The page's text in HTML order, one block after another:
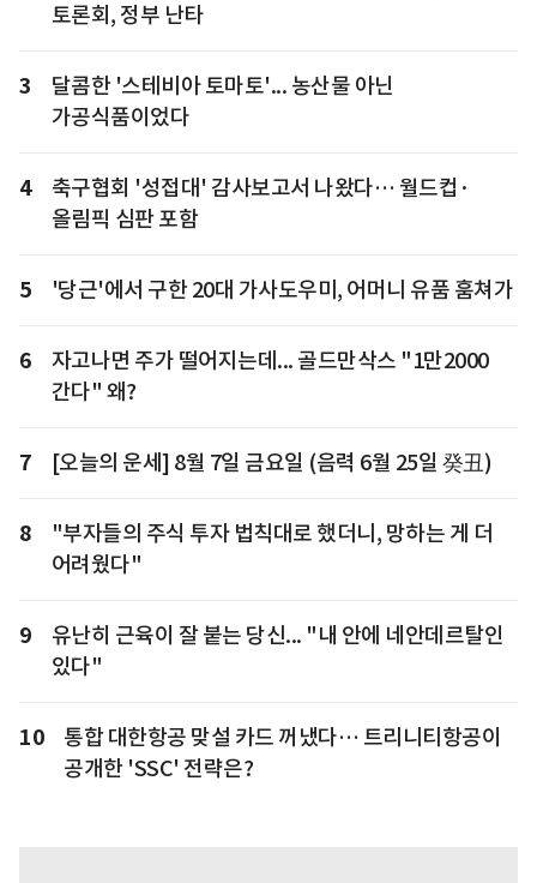
토론회, 정부 난타
3
달콤한 '스테비아 토마토'... 농산물 아닌
가공식품이었다
4
축구협회 '성접대' 감사보고서 나왔다… 월드컵·
올림픽 심판 포함
5 '당근'에서 구한 20대 가사도우미, 어머니 유품 훔쳐가
6
자고나면 주가 떨어지는데... 골드만삭스 "1만2000
간다" 왜?
7 [오늘의 운세] 8월 7일 금요일 (음력 6월 25일 癸丑)
8
"부자들의 주식 투자 법칙대로 했더니, 망하는 게 더
어려웠다"
9
유난히 근육이 잘 붙는 당신... "내 안에 네안데르탈인
있다"
10
통합 대한항공 맞설 카드 꺼냈다… 트리니티항공이
공개한 'SSC' 전략은?